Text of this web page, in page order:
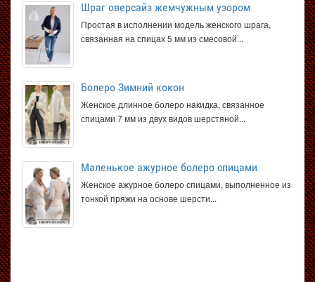
Шраг оверсайз жемчужным узором
Простая в исполнении модель женского шрага,
связанная на спицах 5 мм из смесовой...
Болеро Зимний кокон
Женское длинное болеро накидка, связанное
спицами 7 мм из двух видов шерстяной...
Маленькое ажурное болеро спицами
Женское ажурное болеро спицами, выполненное из
тонкой пряжи на основе шерсти...